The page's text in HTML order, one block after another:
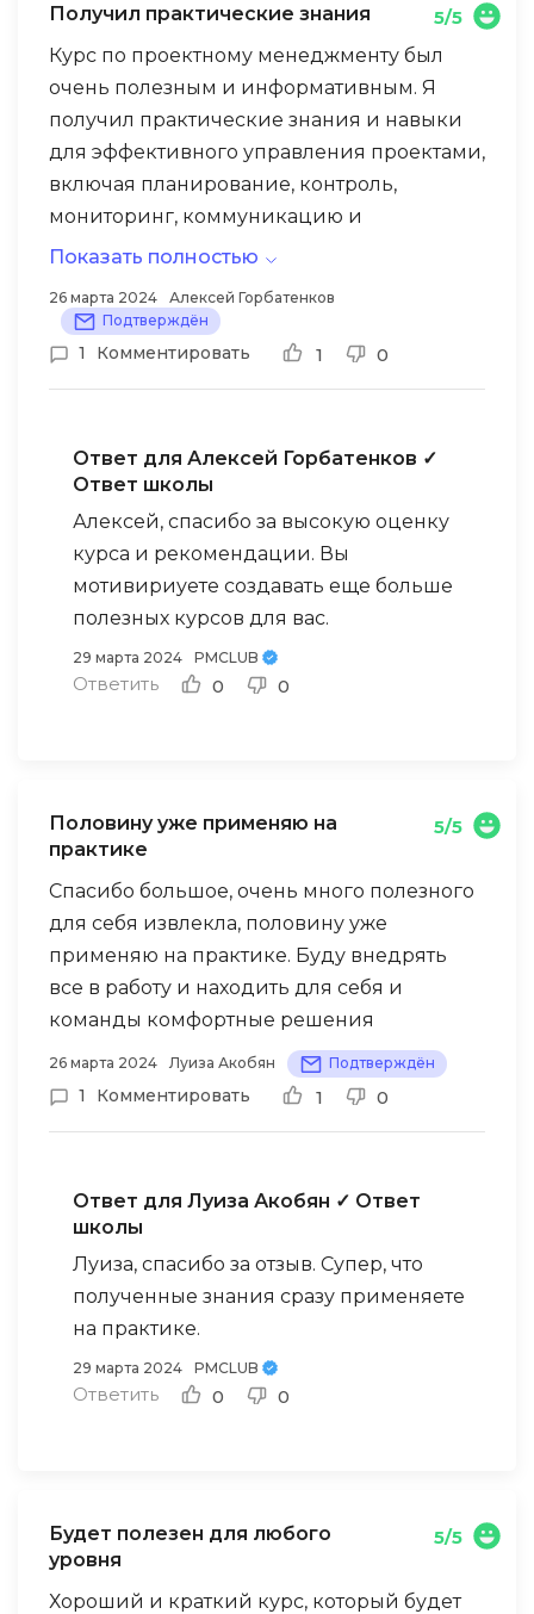
Получил практические знания
5/5
Курс по проектному менеджменту был
очень полезным и информативным. Я
получил практические знания и навыки
для эффективного управления проектами,
включая планирование, контроль,
мониторинг, коммуникацию и
управление рисками. Курс был
много практических упражнений и
заданий. Я рекомендую этот курс всем, кто
Показать полностью
26 марта 2024
Алексей Горбатенков
Подтверждён
1 Комментировать 1 0
Ответ для Алексей Горбатенков ✓
Ответ школы
Алексей, спасибо за высокую оценку
курса и рекомендации. Вы
мотивириуете создавать еще больше
полезных курсов для вас.
29 марта 2024 PMCLUB
Ответить 0 0
Половину уже применяю на
практике
5/5
Спасибо большое, очень много полезного
для себя извлекла, половину уже
применяю на практике. Буду внедрять
все в работу и находить для себя и
команды комфортные решения
26 марта 2024 Луиза Акобян Подтверждён
1 Комментировать 1 0
Ответ для Луиза Акобян ✓ Ответ
школы
Луиза, спасибо за отзыв. Супер, что
полученные знания сразу применяете
на практике.
29 марта 2024 PMCLUB
Ответить 0 0
Будет полезен для любого
уровня
5/5
Хороший и краткий курс, который будет